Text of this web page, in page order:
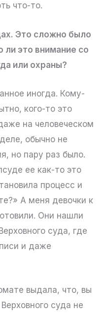
что-то.
Это сложно было
ли это внимание со
или охраны?
иногда. Кому-
кого-то это
на человеческом
обычно не
но пару раз было.
ее как-то это
процесс и
А меня девочки к
Они нашли
суда, где
и даже
выдала, что, вы
суда не